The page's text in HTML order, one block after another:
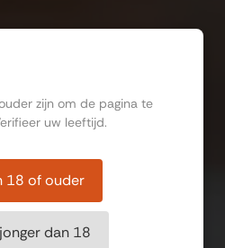
zijn om de pagina te
uw leeftijd.
18 of ouder
dan 18